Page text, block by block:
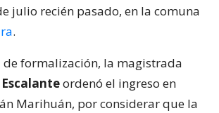
julio recién pasado, en la comuna
.
de formalización, la magistrada
ordenó el ingreso en
Marihuán, por considerar que la